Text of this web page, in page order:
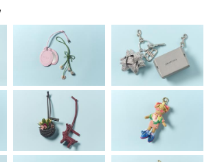
びに気持ちが高まるアイテムをピックアッ